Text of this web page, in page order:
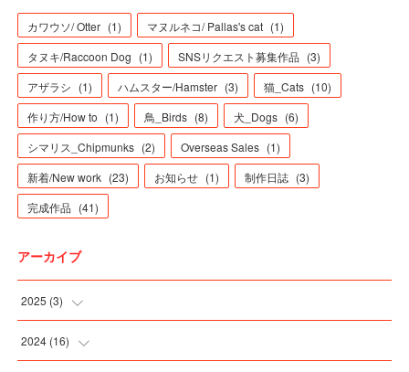
カワウソ/ Otter (1) マヌルネコ/ Pallas's cat (1)
タヌキ/Raccoon Dog (1) SNSリクエスト募集作品 (3)
アザラシ (1) ハムスター/Hamster (3) 猫_Cats (10)
作り方/How to (1) 鳥_Birds (8) 犬_Dogs (6)
シマリス_Chipmunks (2) Overseas Sales (1)
新着/New work (23) お知らせ (1) 制作日誌 (3)
完成作品 (41)
アーカイブ
2025 (3)
(3
2024(16)